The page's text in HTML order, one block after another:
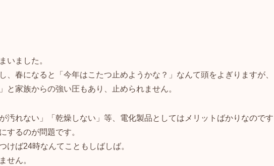
いました。
、春になると「今年はこたつ止めようかな？」なんて頭をよぎりますが、
と家族からの強い圧もあり、止められません。
汚れない」「乾燥しない」等、電化製品としてはメリットばかりなのです
するのが問題です。
けば24時なんてこともしばしば。
せん。